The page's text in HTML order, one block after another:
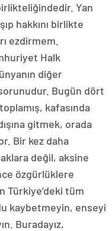
Yan
hakkını birlikte
ezdirmem.
Halk
diğer
Bugün dört
kafasında
gitmek, orada
Bir kez daha
değil, aksine
özgürlüklere
Türkiye’deki tüm
kaybetmeyin, enseyi
Buradayız,